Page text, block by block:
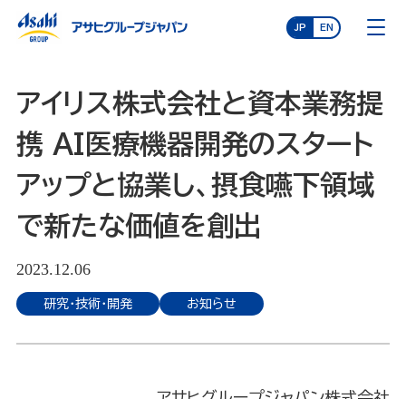
JP EN
アイリス株式会社と資本業務提
携 AI医療機器開発のスタート
アップと協業し、摂食嚥下領域
で新たな価値を創出
2023.12.06
研究・技術・開発 お知らせ